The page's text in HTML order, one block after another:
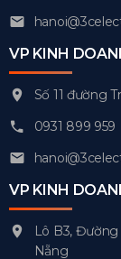
VP KINH
Số 11 đường
0931 899 959
VP KINH
Lô B3,
Nẵng